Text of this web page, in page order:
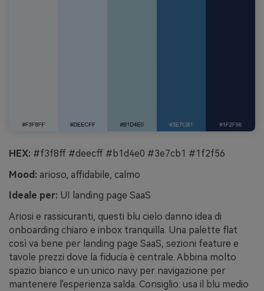
HEX: #f3f8ff #deecff #b1d4e0 #3e7cb1 #1f2f56
Mood: arioso, affidabile, calmo
Ideale per: UI landing page SaaS
Ariosi e rassicuranti, questi blu cielo danno idea di
onboarding chiaro e inbox tranquilla. Una palette flat
così va bene per landing page SaaS, sezioni feature e
tavole prezzi dove la fiducia è centrale. Abbina molto
spazio bianco e un unico navy per navigazione per
mantenere l'esperienza salda. Consiglio: usa il blu medio